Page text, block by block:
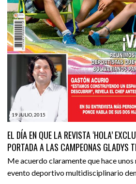
19 JULIO, 2015
EL DÍA EN QUE LA REVISTA ‘HOLA’
PORTADA A LAS CAMPEONAS GLADYS
Me acuerdo claramente que hace
evento deportivo multidisciplinario